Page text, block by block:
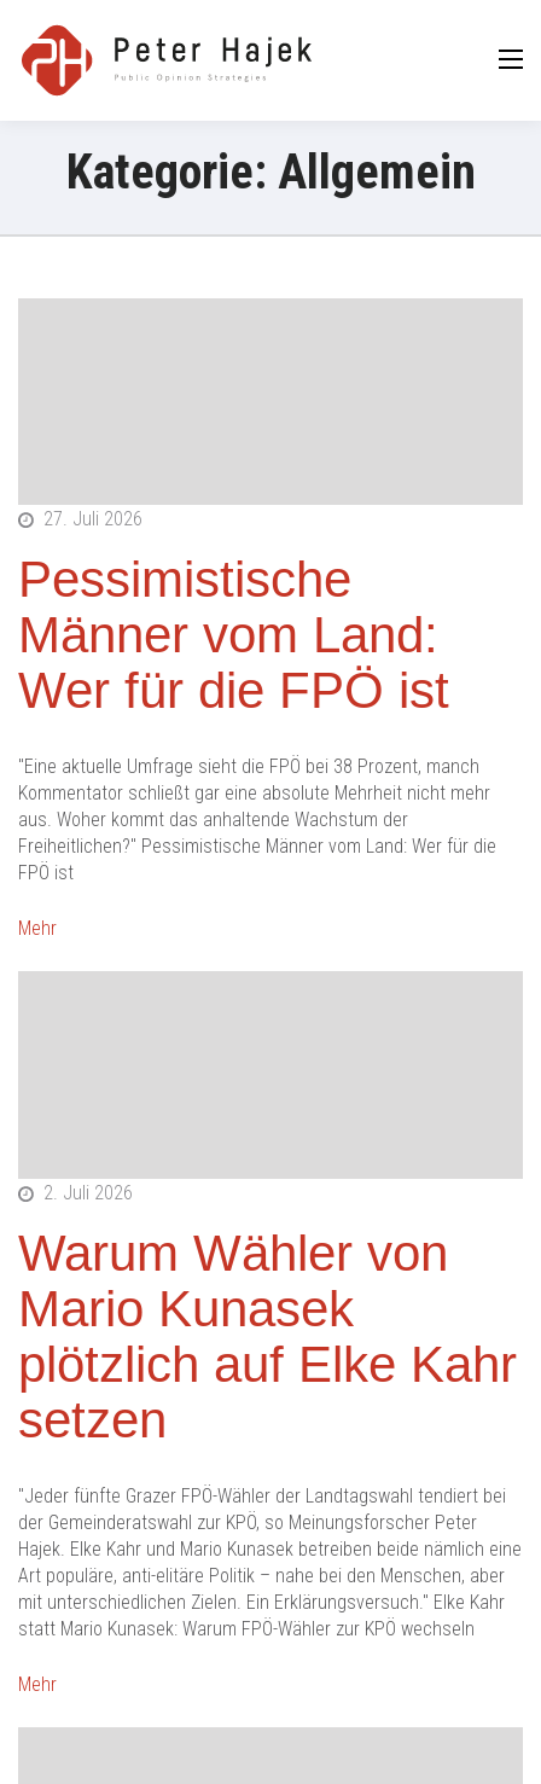
Strategies GmbH
Kategorie: Allgemein
27. Juli 2026
Pessimistische
Männer vom Land:
Wer für die FPÖ ist
"Eine aktuelle Umfrage sieht die FPÖ bei 38 Prozent, manch
Kommentator schließt gar eine absolute Mehrheit nicht mehr
aus. Woher kommt das anhaltende Wachstum der
Freiheitlichen?" Pessimistische Männer vom Land: Wer für die
FPÖ ist
Mehr
2. Juli 2026
Warum Wähler von
Mario Kunasek
plötzlich auf Elke Kahr
setzen
"Jeder fünfte Grazer FPÖ-Wähler der Landtagswahl tendiert bei
der Gemeinderatswahl zur KPÖ, so Meinungsforscher Peter
Hajek. Elke Kahr und Mario Kunasek betreiben beide nämlich eine
Art populäre, anti-elitäre Politik – nahe bei den Menschen, aber
mit unterschiedlichen Zielen. Ein Erklärungsversuch." Elke Kahr
statt Mario Kunasek: Warum FPÖ-Wähler zur KPÖ wechseln
Mehr